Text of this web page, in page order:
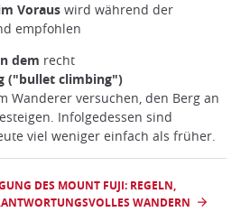
Voraus wird während der
empfohlen
dem recht
("bullet climbing")
Wanderer versuchen, den Berg an
Infolgedessen sind
viel weniger einfach als früher.
DES MOUNT FUJI: REGELN,
WANDERN